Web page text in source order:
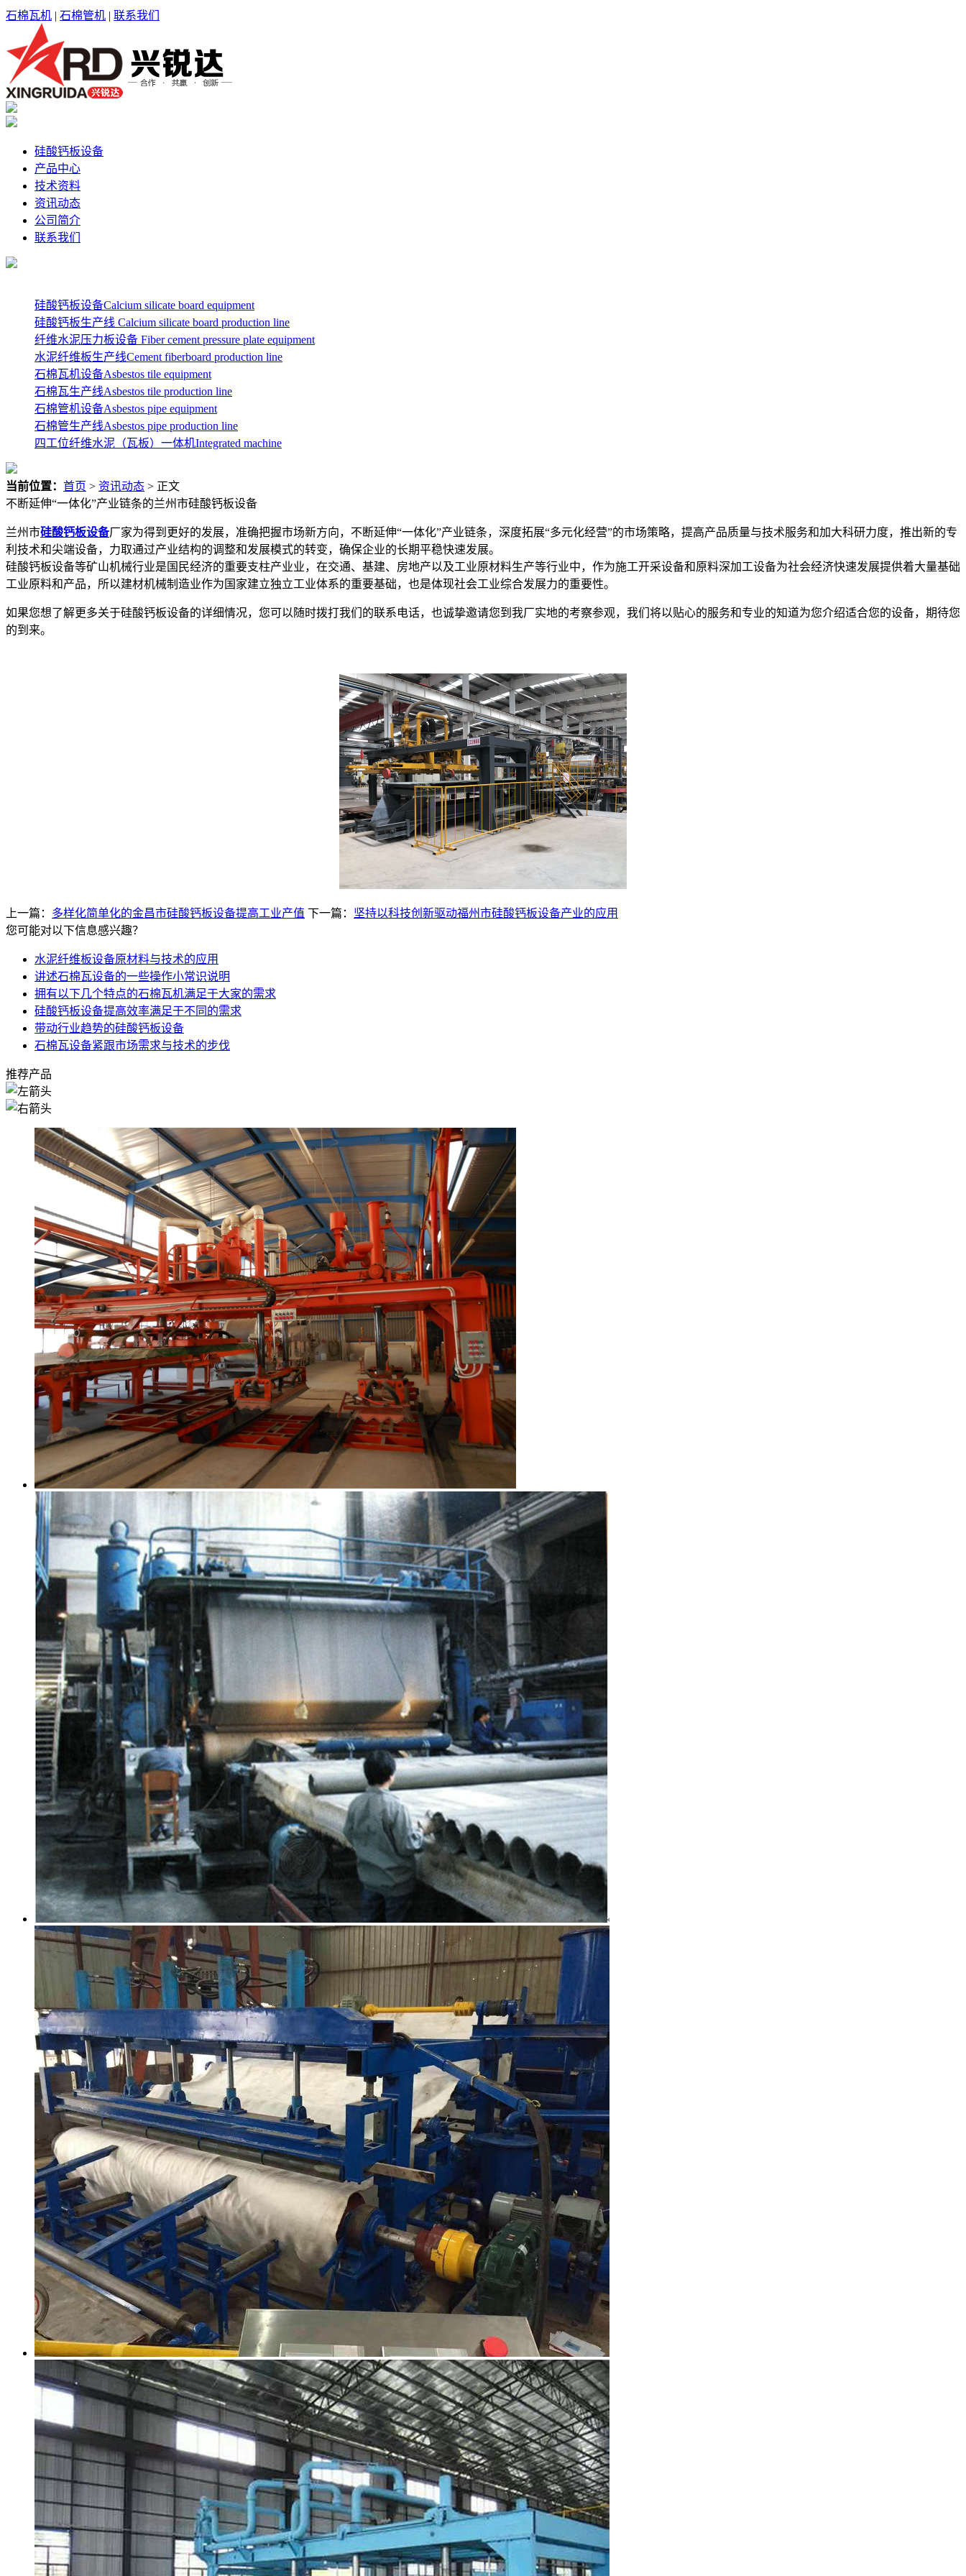
石棉瓦机 | 石棉管机 | 联系我们
硅酸钙板设备
产品中心
技术资料
资讯动态
公司简介
联系我们
硅酸钙板设备Calcium silicate board equipment
硅酸钙板生产线 Calcium silicate board production line
纤维水泥压力板设备 Fiber cement pressure plate equipment
水泥纤维板生产线Cement fiberboard production line
石棉瓦机设备Asbestos tile equipment
石棉瓦生产线Asbestos tile production line
石棉管机设备Asbestos pipe equipment
石棉管生产线Asbestos pipe production line
四工位纤维水泥（瓦板）一体机Integrated machine
当前位置： 首页 > 资讯动态 > 正文
不断延伸“一体化”产业链条的兰州市硅酸钙板设备
兰州市硅酸钙板设备厂家为得到更好的发展，准确把握市场新方向，不断延伸“一体化”产业链条，深度拓展“多元化经营”的市场策略，提高产品质量与技术服务和加大科研力度，推出新的专
利技术和尖端设备，力取通过产业结构的调整和发展模式的转变，确保企业的长期平稳快速发展。
硅酸钙板设备等矿山机械行业是国民经济的重要支柱产业业，在交通、基建、房地产以及工业原材料生产等行业中，作为施工开采设备和原料深加工设备为社会经济快速发展提供着大量基础
工业原料和产品，所以建材机械制造业作为国家建立独立工业体系的重要基础，也是体现社会工业综合发展力的重要性。
如果您想了解更多关于硅酸钙板设备的详细情况，您可以随时拨打我们的联系电话，也诚挚邀请您到我厂实地的考察参观，我们将以贴心的服务和专业的知道为您介绍适合您的设备，期待您
的到来。
上一篇： 多样化简单化的金昌市硅酸钙板设备提高工业产值 下一篇： 坚持以科技创新驱动福州市硅酸钙板设备产业的应用
您可能对以下信息感兴趣？
水泥纤维板设备原材料与技术的应用
讲述石棉瓦设备的一些操作小常识说明
拥有以下几个特点的石棉瓦机满足于大家的需求
硅酸钙板设备提高效率满足于不同的需求
带动行业趋势的硅酸钙板设备
石棉瓦设备紧跟市场需求与技术的步伐
推荐产品